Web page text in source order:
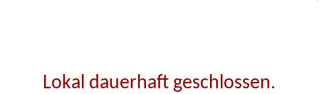
Lokal dauerhaft geschlossen.